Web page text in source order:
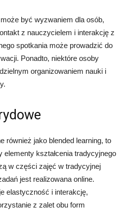
być wyzwaniem dla osób,
z nauczycielem i interakcję z
spotkania może prowadzić do
Ponadto, niektóre osoby
organizowaniem nauki i
również jako blended learning, to
elementy kształcenia tradycyjnego
w części zajęć w tradycyjnej
jest realizowana online.
elastyczność i interakcję,
z zalet obu form